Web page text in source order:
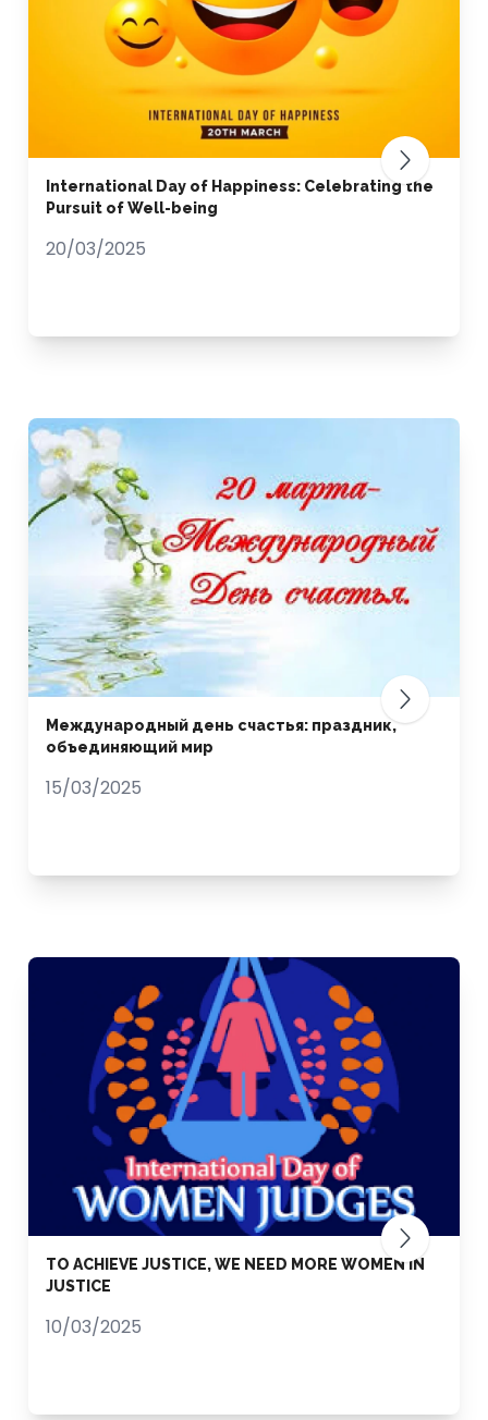
International Day of Happiness: Celebrating the
Pursuit of Well-being
20/03/2025
Международный день счастья: праздник,
объединяющий мир
15/03/2025
TO ACHIEVE JUSTICE, WE NEED MORE WOMEN IN
JUSTICE
10/03/2025